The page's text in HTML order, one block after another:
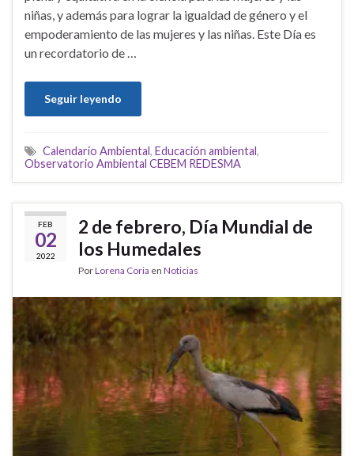
niñas, y además para lograr la igualdad de género y el
empoderamiento de las mujeres y las niñas. Este Día es
un recordatorio de …
Seguir leyendo
Calendario Ambiental, Educación ambiental,
Observatorio Ambiental CEBEM REDESMA
FEB
02
2022
2 de febrero, Día Mundial de
los Humedales
PorLorena Coria en Noticias